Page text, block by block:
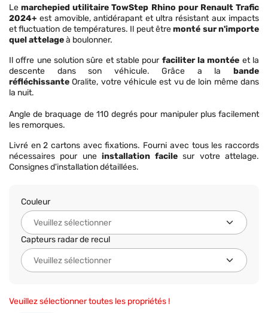
Le marchepied utilitaire TowStep Rhino pour Renault Trafic
2024+est amovible, antidérapant et ultra résistant aux impacts
et fluctuation de températures. Il peut êtremonté sur n'importe
quel attelageà boulonner.
Il offre une solution sûre et stable pour faciliter la montée et la
descente dans son véhicule. Grâce a la bande
réfléchissante Oralite, votre véhicule est vu de loin même dans
la nuit.
Angle de braquage de 110 degrés pour manipuler plus facilement
les remorques.
Livré en 2 cartons avec fixations. Fourni avec tous les raccords
nécessaires pour une installation facile sur votre attelage.
Consignes d'installation détaillées.
Couleur
Capteurs radar de recul
Veuillez sélectionner toutes les propriétés !